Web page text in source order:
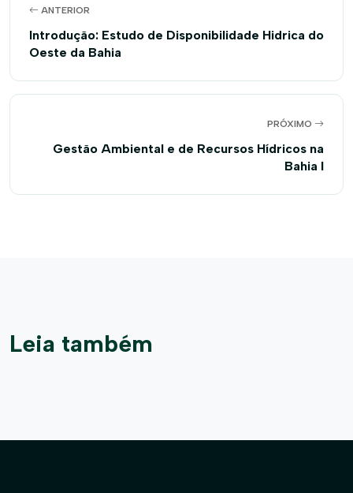
ANTERIOR
Introdução: Estudo de Disponibilidade Hidrica do
Oeste da Bahia
PRÓXIMO
Gestão Ambiental e de Recursos Hídricos na
Bahia I
Leia também